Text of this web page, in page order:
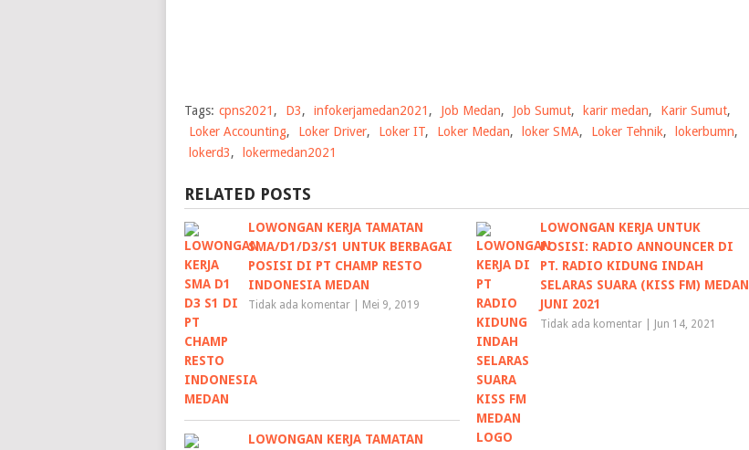
Tags: cpns2021 , D3, infokerjamedan2021 , Job Medan, Job Sumut, karir medan, Karir Sumut,
Loker Accounting, Loker Driver, Loker IT, Loker Medan, loker SMA, Loker Tehnik, lokerbumn,
lokerd3, lokermedan2021
RELATED POSTS
LOWONGAN KERJA TAMATAN
SMA/D1/D3/S1 UNTUK BERBAGAI
POSISI DI PT CHAMP RESTO
INDONESIA MEDAN
Tidak ada komentar Mei 9, 2019
LOWONGAN KERJA UNTUK
POSISI: RADIO ANNOUNCER DI
PT. RADIO KIDUNG INDAH
SELARAS SUARA (KISS FM) MEDAN
JUNI 2021
Tidak ada komentar Jun 14, 2021
LOWONGAN KERJA TAMATAN